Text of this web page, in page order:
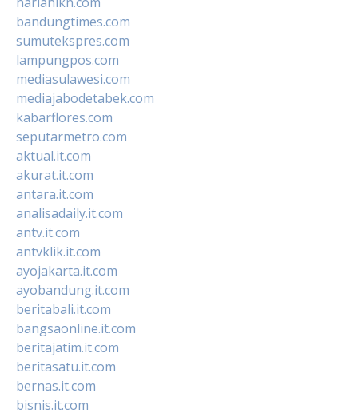
bandungtimes.com
sumutekspres.com
lampungpos.com
mediasulawesi.com
mediajabodetabek.com
kabarflores.com
seputarmetro.com
aktual.it.com
akurat.it.com
antara.it.com
analisadaily.it.com
antv.it.com
antvklik.it.com
ayojakarta.it.com
ayobandung.it.com
beritabali.it.com
bangsaonline.it.com
beritajatim.it.com
beritasatu.it.com
bernas.it.com
bisnis.it.com